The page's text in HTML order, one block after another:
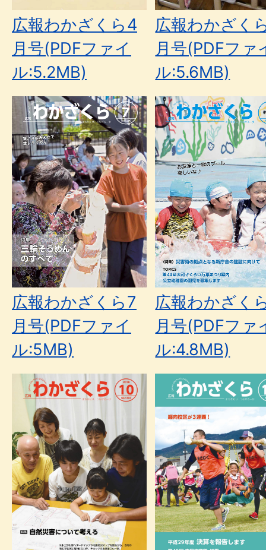
広報わかざくら4
月号(PDFファイ
ル:5.2MB)
広報わかざく
月号(PDFファ
ル:5.6MB)
広報わかざくら7
月号(PDFファイ
ル:5MB)
広報わかざく
月号(PDFファ
ル:4.8MB)